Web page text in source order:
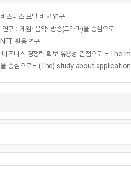
즈니스 모델 비교 연구
구 : 게임· 음악· 방송(드라마)을 중심으로
활용 연구
: 비즈니스 경쟁력 확보 유용성 관점으
양을 중심으로 = (The) study about